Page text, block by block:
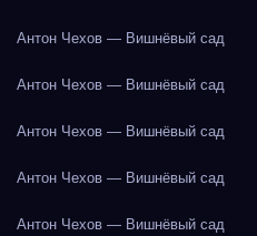
Антон Чехов — Вишнёвый сад
Антон Чехов — Вишнёвый сад
Антон Чехов — Вишнёвый сад
Антон Чехов — Вишнёвый сад
Антон Чехов — Вишнёвый сад